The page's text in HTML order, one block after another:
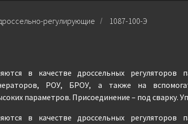
регулирующие / 1087-100-Э
в качестве дроссельных регуляторов
РОУ, БРОУ, а также на
параметров. Присоединение – под сварку.
в качестве дроссельных регуляторов